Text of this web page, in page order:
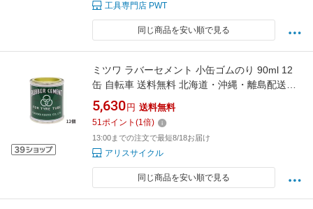
工具専門店 PWT
同じ商品を安い順で見る
ミツワ ラバーセメント 小缶ゴムのり 90ml 12
缶 自転車 送料無料 北海道・沖縄・離島配送不
可 代引き不可
5,630 円 送料無料
51ポイント (1倍)
13:00までの注文で最短8/18お届け
アリスサイクル
同じ商品を安い順で見る